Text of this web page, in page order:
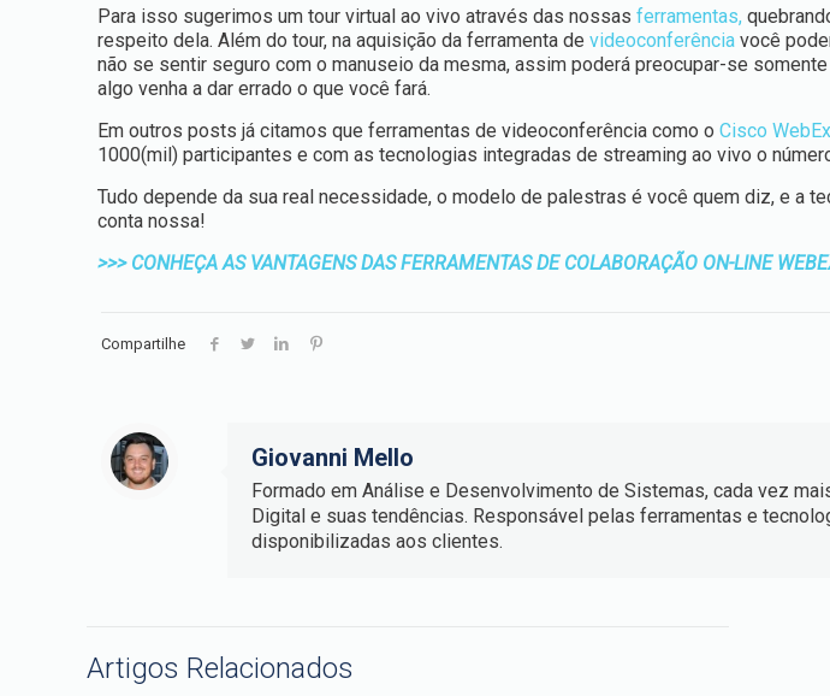
Para isso sugerimos um tour virtual ao vivo através das nossasferramentas,
respeito dela. Além do tour, na aquisição da ferramenta devideoconferência você
não se sentir seguro com o manuseio da mesma, assim poderá preocupar-se
algo venha a dar errado o que você fará.
Em outros posts já citamos que ferramentas de videoconferência como oCisco
1000(mil) participantes e com as tecnologias integradas de streaming ao vivo o
Tudo depende da sua real necessidade, o modelo de palestras é você quem diz, e a
conta nossa!
>>> CONHEÇA AS VANTAGENS DAS FERRAMENTAS DE COLABORAÇÃO ON-LINE
Compartilhe
Giovanni Mello
Formado em Análise e Desenvolvimento de Sistemas, cada vez
Digital e suas tendências. Responsável pelas ferramentas e
disponibilizadas aos clientes.
Artigos Relacionados